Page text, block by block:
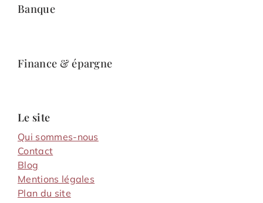
Banque
Finance & épargne
Le site
Qui sommes-nous
Contact
Blog
Mentions légales
Plan du site